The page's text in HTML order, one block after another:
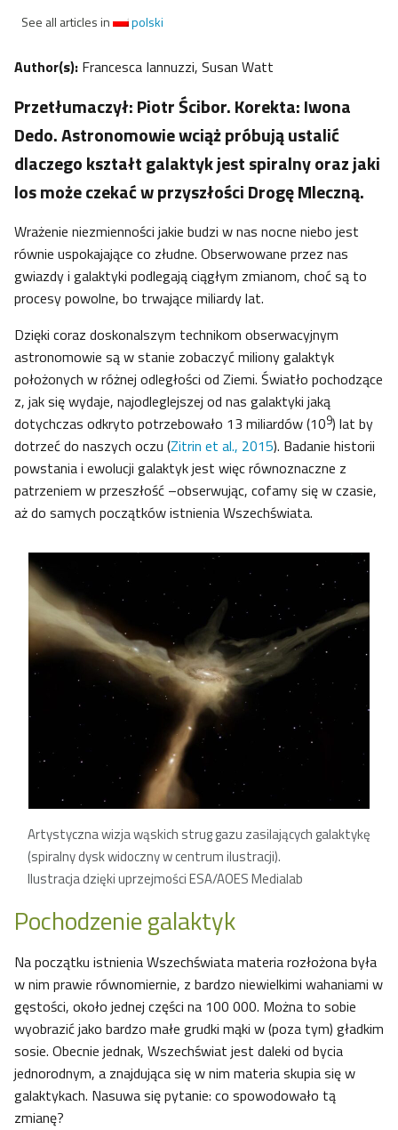
See all articles in
polski
Author(s): Francesca Iannuzzi, Susan Watt
Przetłumaczył: Piotr Ścibor. Korekta: Iwona
Dedo. Astronomowie wciąż próbują ustalić
dlaczego kształt galaktyk jest spiralny oraz jaki
los może czekać w przyszłości Drogę Mleczną.
Wrażenie niezmienności jakie budzi w nas nocne niebo jest
równie uspokajające co złudne. Obserwowane przez nas
gwiazdy i galaktyki podlegają ciągłym zmianom, choć są to
procesy powolne, bo trwające miliardy lat.
Dzięki coraz doskonalszym technikom obserwacyjnym
astronomowie są w stanie zobaczyć miliony galaktyk
położonych w różnej odległości od Ziemi. Światło pochodzące
z, jak się wydaje, najodleglejszej od nas galaktyki jaką
dotychczas odkryto potrzebowało 13 miliardów (109) lat by
dotrzeć do naszych oczu (Zitrin et al., 2015). Badanie historii
powstania i ewolucji galaktyk jest więc równoznaczne z
patrzeniem w przeszłość –obserwując, cofamy się w czasie,
aż do samych początków istnienia Wszechświata.
Artystyczna wizja wąskich strug gazu zasilających galaktykę
(spiralny dysk widoczny w centrum ilustracji).
Ilustracja dzięki uprzejmości ESA/AOES Medialab
Pochodzenie galaktyk
Na początku istnienia Wszechświata materia rozłożona była
w nim prawie równomiernie, z bardzo niewielkimi wahaniami w
gęstości, około jednej części na 100 000. Można to sobie
wyobrazić jako bardzo małe grudki mąki w (poza tym) gładkim
sosie. Obecnie jednak, Wszechświat jest daleki od bycia
jednorodnym, a znajdująca się w nim materia skupia się w
galaktykach. Nasuwa się pytanie: co spowodowało tą
zmianę?